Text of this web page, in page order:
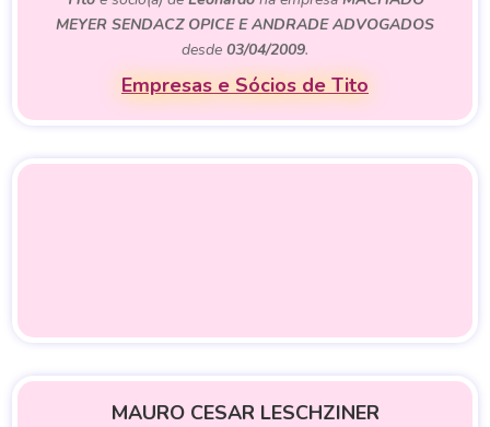
MEYER SENDACZ OPICE E ANDRADE ADVOGADOS
desde 03/04/2009.
Empresas e Sócios de Tito
MAURO CESAR LESCHZINER